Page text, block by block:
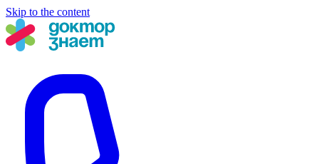
Skip to the content